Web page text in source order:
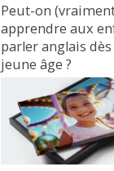
Peut-on
apprendre aux
parler anglais
jeune âge ?
31 octobre 2025